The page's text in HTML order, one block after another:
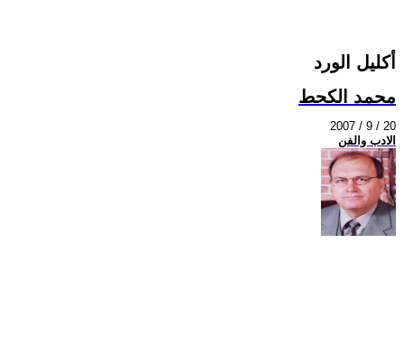
أكليل الورد
محمد الكحط
2007 / 9 / 20
الادب والفن